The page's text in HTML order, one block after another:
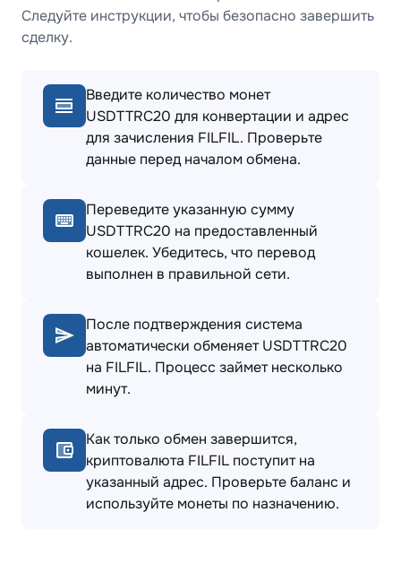
Следуйте инструкции, чтобы безопасно завершить
сделку.
Введите количество монет
USDTTRC20 для конвертации и адрес
для зачисления FILFIL. Проверьте
данные перед началом обмена.
Переведите указанную сумму
USDTTRC20 на предоставленный
кошелек. Убедитесь, что перевод
выполнен в правильной сети.
После подтверждения система
автоматически обменяет USDTTRC20
на FILFIL. Процесс займет несколько
минут.
Как только обмен завершится,
криптовалюта FILFIL поступит на
указанный адрес. Проверьте баланс и
используйте монеты по назначению.